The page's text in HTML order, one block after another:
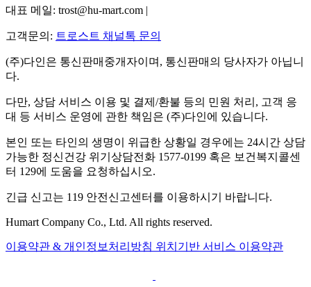
대표 메일: trost@hu-mart.com |
고객문의: 트로스트 채널톡 문의
(주)다인은 통신판매중개자이며, 통신판매의 당사자가 아닙니
다.
다만, 상담 서비스 이용 및 결제/환불 등의 민원 처리, 고객 응
대 등 서비스 운영에 관한 책임은 (주)다인에 있습니다.
본인 또는 타인의 생명이 위급한 상황일 경우에는 24시간 상담
가능한 정신건강 위기상담전화 1577-0199 혹은 보건복지콜센
터 129에 도움을 요청하십시오.
긴급 신고는 119 안전신고센터를 이용하시기 바랍니다.
Humart Company Co., Ltd. All rights reserved.
이용약관 & 개인정보처리방침 위치기반 서비스 이용약관